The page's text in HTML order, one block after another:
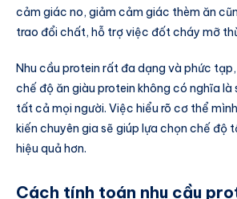
cảm giác no, giảm cảm giác thèm ăn
trao đổi chất, hỗ trợ việc đốt cháy mỡ
Nhu cầu protein rất đa dạng và phức
chế độ ăn giàu protein không có nghĩa là
tất cả mọi người. Việc hiểu rõ cơ thể
kiến chuyên gia sẽ giúp lựa chọn chế độ
hiệu quả hơn.
Cách tính toán nhu cầu